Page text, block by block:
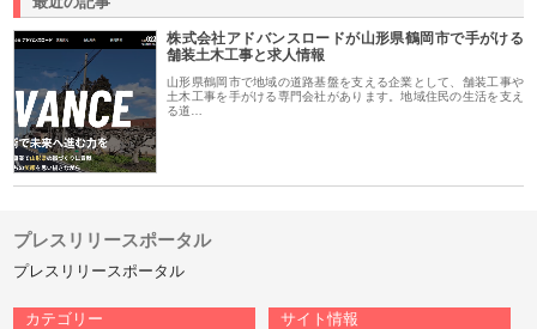
株式会社アドバンスロードが山形県鶴岡市で手がける
舗装土木工事と求人情報
山形県鶴岡市で地域の道路基盤を支える企業として、舗装工事や
土木工事を手がける専門会社があります。地域住民の生活を支え
る道…
プレスリリースポータル
プレスリリースポータル
カテゴリー サイト情報